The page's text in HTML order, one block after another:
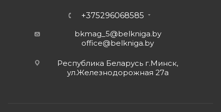
+375296068585
bkmag_5@belkniga.by
office@belkniga.by
Республика Беларусь г.Минск,
ул.Железнодорожная 27а